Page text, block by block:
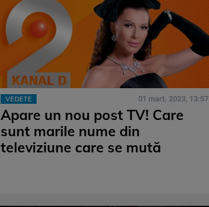
VEDETE 01 mart. 2023, 13:57
Apare un nou post TV! Care
sunt marile nume din
televiziune care se mută